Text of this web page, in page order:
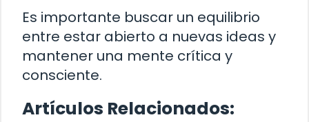
Es importante buscar un equilibrio
entre estar abierto a nuevas ideas y
mantener una mente crítica y
consciente.
Artículos Relacionados: